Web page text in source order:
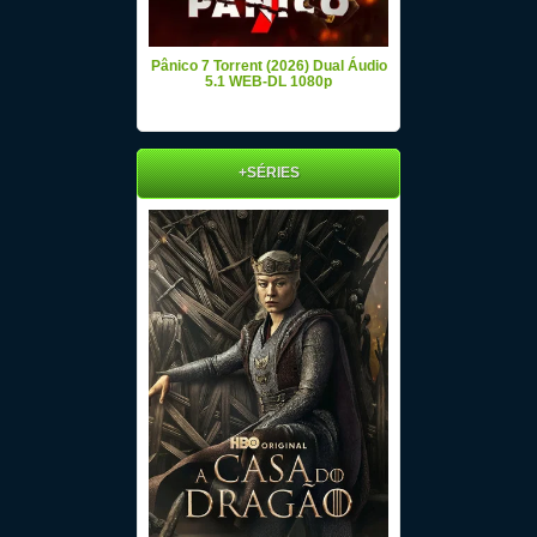
Pânico 7 Torrent (2026) Dual Áudio
5.1 WEB-DL 1080p
+SÉRIES